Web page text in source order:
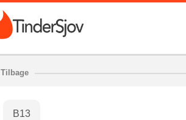
Tilbage
B13